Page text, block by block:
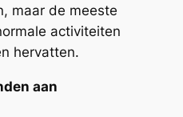
maar de meeste
activiteiten
hervatten.
aan